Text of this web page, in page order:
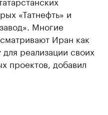
«Татнефть» и
Многие
Иран как
реализации своих
проектов, добавил